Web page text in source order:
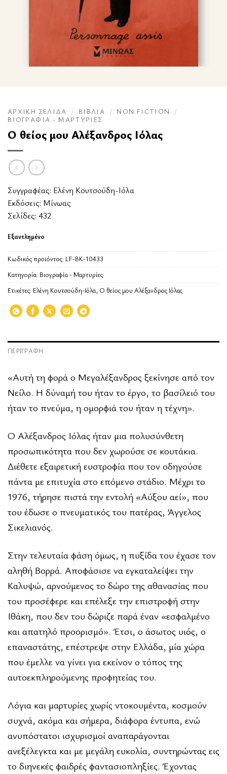
ΑΡΧΙΚΉ ΣΕΛΊΔΑ / ΒΙΒΛΊΑ / NON FICTION
/
ΒΙΟΓΡΑΦΊΑ - ΜΑΡΤΥΡΊΕΣ
Ο θείος μου Αλέξανδρος Ιόλας
Συγγραφέας: Ελένη Κουτσούδη-Ιόλα
Εκδόσεις: Μίνωας
Σελίδες: 432
Εξαντλημένο
Κωδικός προϊόντος: LF-BK-10433
Κατηγορία: Βιογραφία - Μαρτυρίες
Ετικέτες: Ελένη Κουτσούδη-Ιόλα, Ο θείος μου Αλέξανδρος Ιόλας
ΠΕΡΙΓΡΑΦΉ
«Αυτή τη φορά ο Μεγαλέξανδρος ξεκίνησε από τον
Νείλο. Η δύναμή του ήταν το έργο, το βασίλειό του
ήταν το πνεύμα, η ομορφιά του ήταν η τέχνη».
Ο Αλέξανδρος Ιόλας ήταν μια πολυσύνθετη
προσωπικότητα που δεν χωρούσε σε κουτάκια.
Διέθετε εξαιρετική ευστροφία που τον οδηγούσε
πάντα με επιτυχία στο επόμενο στάδιο. Μέχρι το
1976, τήρησε πιστά την εντολή «Αύξου αεί», που
του έδωσε ο πνευματικός του πατέρας, Άγγελος
Σικελιανός.
Στην τελευταία φάση όμως, η πυξίδα του έχασε τον
αληθή Βορρά. Αποφάσισε να εγκαταλείψει την
Καλυψώ, αρνούμενος το δώρο της αθανασίας που
του προσέφερε και επέλεξε την επιστροφή στην
Ιθάκη, που δεν του δώριζε παρά έναν «εσφαλμένο
και απατηλό προορισμό». Έτσι, ο άσωτος υιός, ο
επαναστάτης, επέστρεψε στην Ελλάδα, μία χώρα
που έμελλε να γίνει για εκείνον ο τόπος της
αυτοεκπληρούμενης προφητείας του.
Λόγια και μαρτυρίες χωρίς ντοκουμέντα, κοσμούν
συχνά, ακόμα και σήμερα, διάφορα έντυπα, ενώ
ανυπόστατοι ισχυρισμοί αναπαράγονται
ανεξέλεγκτα και με μεγάλη ευκολία, συντηρώντας εις
το διηνεκές φαιδρές φαντασιοπληξίες. Έχοντας